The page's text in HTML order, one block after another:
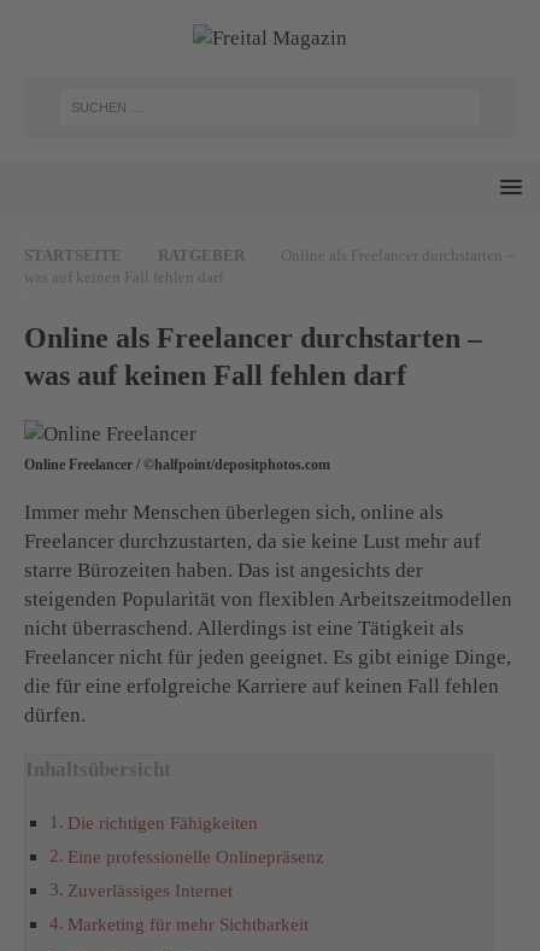
STARTSEITE RATGEBER
Online als Freelancer durchstarten –
was auf keinen Fall fehlen darf
Online als Freelancer durchstarten –
was auf keinen Fall fehlen darf
Online Freelancer / ©halfpoint/depositphotos.com
Immer mehr Menschen überlegen sich, online als
Freelancer durchzustarten, da sie keine Lust mehr auf
starre Bürozeiten haben. Das ist angesichts der
steigenden Popularität von flexiblen Arbeitszeitmodellen
nicht überraschend. Allerdings ist eine Tätigkeit als
Freelancer nicht für jeden geeignet. Es gibt einige Dinge,
die für eine erfolgreiche Karriere auf keinen Fall fehlen
dürfen.
Inhaltsübersicht
Die richtigen Fähigkeiten
Eine professionelle Onlinepräsenz
Zuverlässiges Internet
Marketing für mehr Sichtbarkeit